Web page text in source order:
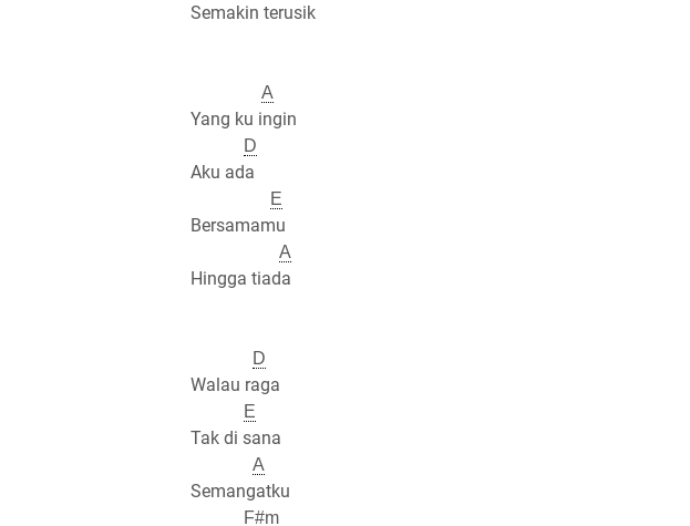
Semakin terusik
A
Yang ku ingin
D
Aku ada
E
Bersamamu
A
Hingga tiada
D
Walau raga
E
Tak di sana
A
Semangatku
F#m